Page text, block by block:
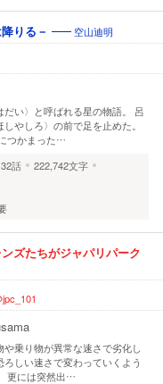
りる－ 空山迪明
い〉と呼ばれる星の物語。 呂
やしろ〉の前で足を止めた。
つかまった…
32話
222,742文字
ズたちがジャパリパーク
乗り物が異常な速さで劣化し
しい速さで変わっていくよう
更には突然出…